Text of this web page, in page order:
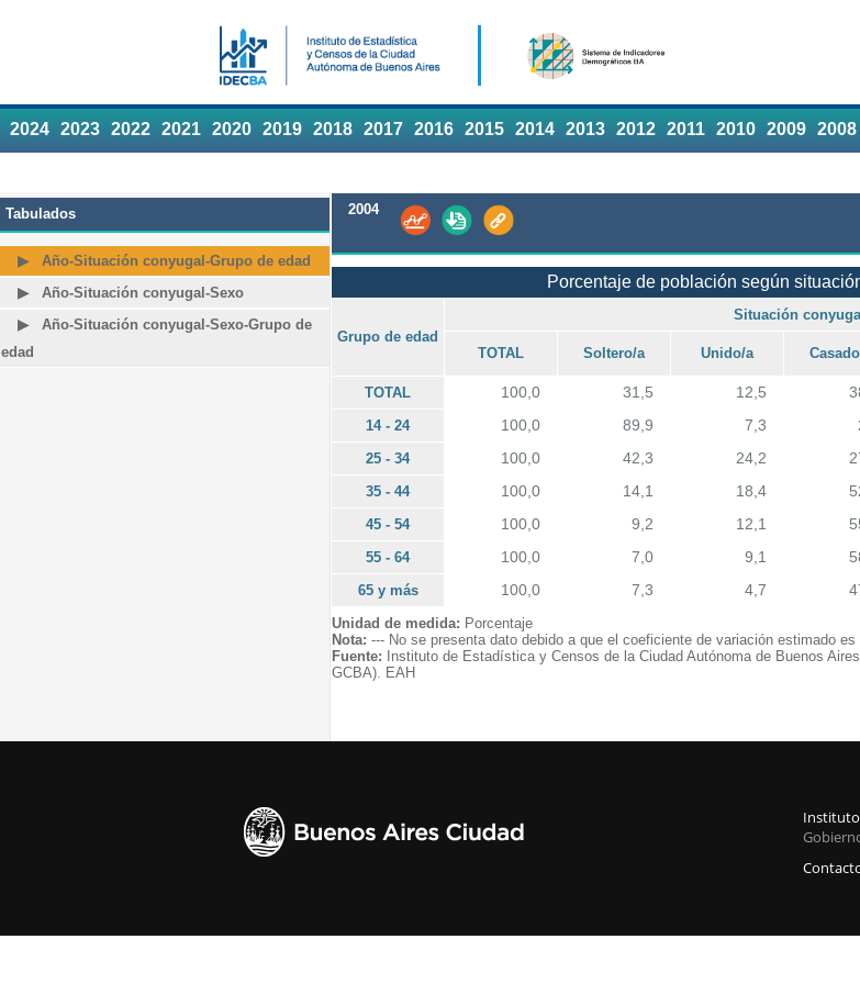
2024 2023 2022 2021 2020 2019 2018 2017 2016 2015 2014 2013 2012 2011 2010 2009 2008
Tabulados
Año-Situación conyugal-Grupo de edad
Año-Situación conyugal-Sexo
Año-Situación conyugal-Sexo-Grupo de
edad
2004
Porcentaje de población según
Grupo de edad
Situación
TOTAL Soltero/a Unido/a
TOTAL 100,0 31,5 12,5
14 - 24 100,0 89,9 7,3
25 - 34 100,0 42,3 24,2
35 - 44 100,0 14,1 18,4
45 - 54 100,0 9,2 12,1
55 - 64 100,0 7,0 9,1
65 y más 100,0 7,3 4,7
Unidad de medida: Porcentaje
Nota: --- No se presenta dato debido a que el coeficiente de variación estimado es
Fuente: Instituto de Estadística y Censos de la Ciudad Autónoma de Buenos
GCBA). EAH
Instituto